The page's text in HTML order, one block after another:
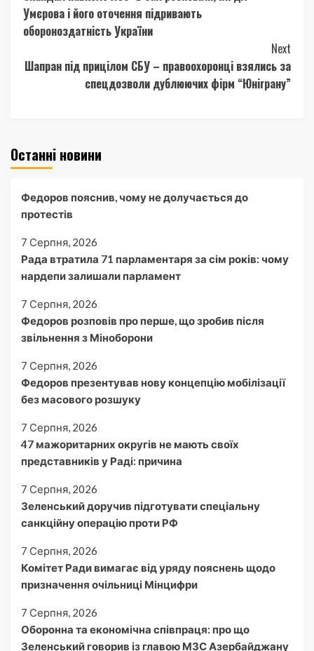
Умєрова і його оточення підривають
обороноздатність України
Next
Шапран під прицілом СБУ – правоохоронці взялись за
спецдозволи дублюючих фірм “Юніграну”
Останні новини
Федоров пояснив, чому не долучається до
протестів
7 Серпня, 2026
Рада втратила 71 парламентаря за сім років: чому
нардепи залишали парламент
7 Серпня, 2026
Федоров розповів про перше, що зробив після
звільнення з Міноборони
7 Серпня, 2026
Федоров презентував нову концепцію мобілізації
без масового розшуку
7 Серпня, 2026
47 мажоритарних округів не мають своїх
представників у Раді: причина
7 Серпня, 2026
Зеленський доручив підготувати спеціальну
санкційну операцію проти РФ
7 Серпня, 2026
Комітет Ради вимагає від уряду пояснень щодо
призначення очільниці Мінцифри
7 Серпня, 2026
Оборонна та економічна співпраця: про що
Зеленський говорив із главою МЗС Азербайджану